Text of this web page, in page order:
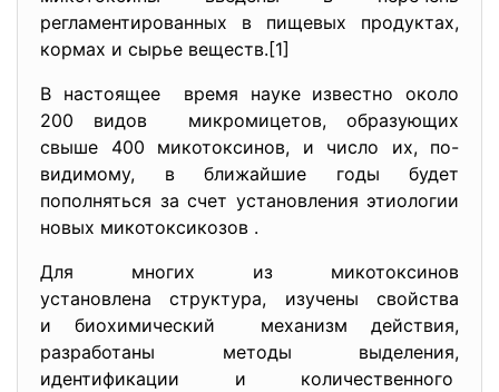
регламентированных в пищевых продуктах,
кормах и сырье веществ.[1]
В настоящее время науке известно около
200 видов микромицетов, образующих
свыше 400 микотоксинов, и число их, по-
видимому, в ближайшие годы будет
пополняться за счет установления этиологии
новых микотоксикозов .
Для многих из микотоксинов
установлена структура, изучены свойства
и биохимический механизм действия,
разработаны методы выделения,
идентификации и количественного